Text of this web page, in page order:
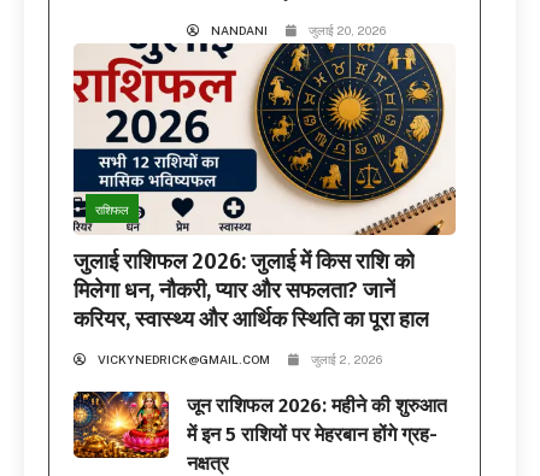
NANDANI जुलाई 20, 2026
राशिफल
जुलाई राशिफल 2026: जुलाई में किस राशि को
मिलेगा धन, नौकरी, प्यार और सफलता? जानें
करियर, स्वास्थ्य और आर्थिक स्थिति का पूरा हाल
VICKYNEDRICK@GMAIL.COM जुलाई 2, 2026
जून राशिफल 2026: महीने की शुरुआत
में इन 5 राशियों पर मेहरबान होंगे ग्रह-
नक्षत्र